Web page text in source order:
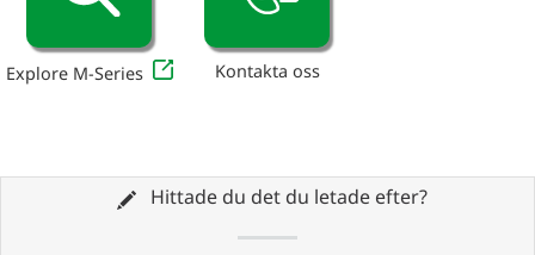
Explore M-Series Kontakta oss
Hittade du det du letade efter?